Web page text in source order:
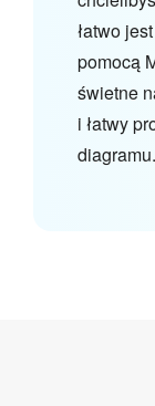
łatwo
pomocą
świetne
i łatwy
diagramu.